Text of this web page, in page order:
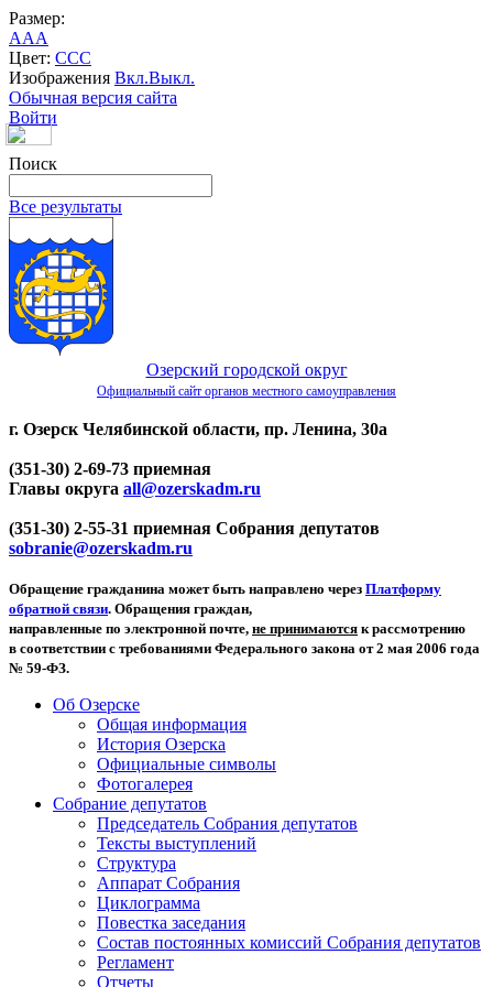
Размер:
AAA
Цвет: CCC
Изображения Вкл.Выкл.
Обычная версия сайта
Войти
Поиск
Все результаты
Озерский городской округ
Официальный сайт органов местного самоуправления
г. Озерск Челябинской области, пр. Ленина, 30а
(351-30) 2-69-73 приемная
Главы округа all@ozerskadm.ru
(351-30) 2-55-31 приемная Собрания депутатов
sobranie@ozerskadm.ru
Обращение гражданина может быть направлено через Платформу
обратной связи. Обращения граждан,
направленные по электронной почте, не принимаются к рассмотрению
в соответствии с требованиями Федерального закона от 2 мая 2006 года
№ 59-ФЗ.
Об Озерске
Общая информация
История Озерска
Официальные символы
Фотогалерея
Собрание депутатов
Председатель Собрания депутатов
Тексты выступлений
Структура
Аппарат Собрания
Циклограмма
Повестка заседания
Состав постоянных комиссий Собрания депутатов
Регламент
Отчеты